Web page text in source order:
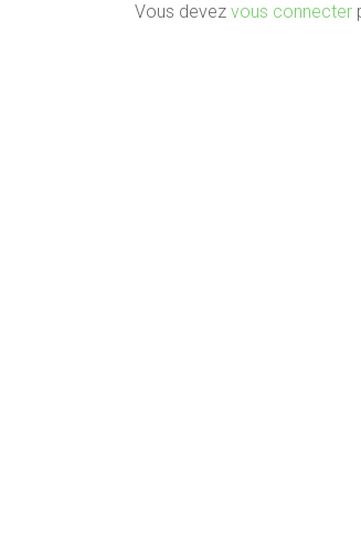
Vous devez vous connecter